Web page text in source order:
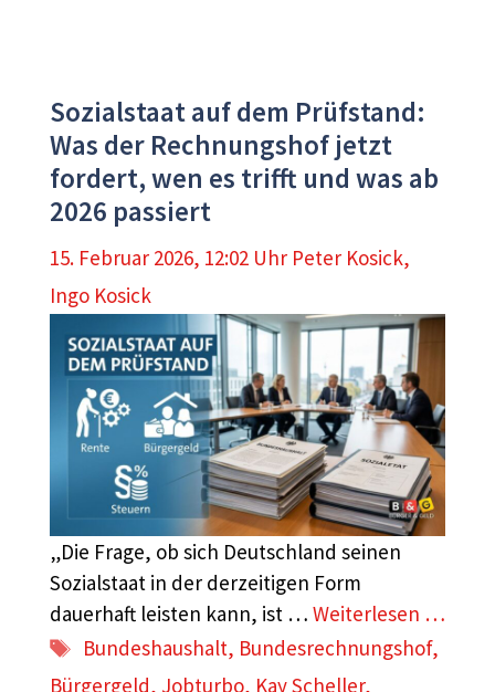
Sozialstaat auf dem Prüfstand:
Was der Rechnungshof jetzt
fordert, wen es trifft und was ab
2026 passiert
15. Februar 2026, 12:02 Uhr Peter Kosick,
Ingo Kosick
„Die Frage, ob sich Deutschland seinen
Sozialstaat in der derzeitigen Form
dauerhaft leisten kann, ist … Weiterlesen …
Schlagwörter
Bundeshaushalt, Bundesrechnungshof,
Bürgergeld, Jobturbo, Kay Scheller,